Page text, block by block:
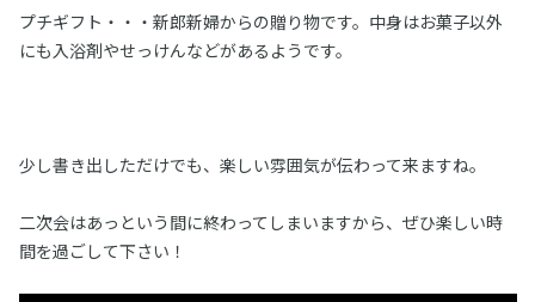
プチギフト・・・新郎新婦からの贈り物です。中身はお菓子以外
にも入浴剤やせっけんなどがあるようです。
少し書き出しただけでも、楽しい雰囲気が伝わって来ますね。
二次会はあっという間に終わってしまいますから、ぜひ楽しい時
間を過ごして下さい！